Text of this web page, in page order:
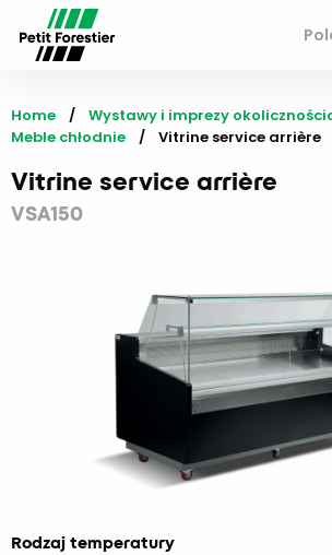
Home
Wystawy i imprezy
Meble chłodnie
Current:
Vitrine service arrière
Vitrine service arrière
VSA150
Rodzaj temperatury